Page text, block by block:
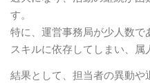
す。
特に、運営事務局が少人数
スキルに依存してしまい、属
結果として、担当者の異動